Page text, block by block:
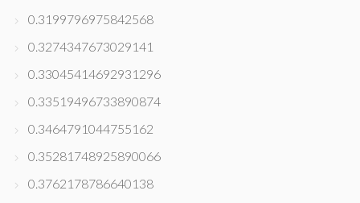
0.3199796975842568
0.3274347673029141
0.33045414692931296
0.33519496733890874
0.3464791044755162
0.35281748925890066
0.3762178786640138